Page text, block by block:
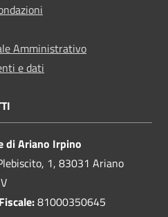
Amministrativo
e dati
di Ariano Irpino
1, 83031 Ariano
81000350645